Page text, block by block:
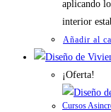
aplicando
interior
Añadir al
¡Oferta!
Cursos